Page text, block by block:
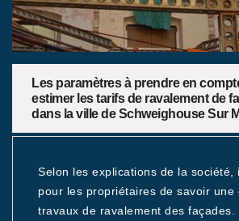
Les paramètres à prendre en
estimer les tarifs de ravalement de
dans la ville de Schweighouse Sur
Selon les explications de la société,
pour les propriétaires de savoir une
travaux de ravalement des